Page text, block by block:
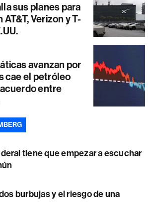
sus planes para
Verizon y T-
avanzan por
cae el petróleo
entre
tiene que empezar a escuchar
burbujas y el riesgo de una